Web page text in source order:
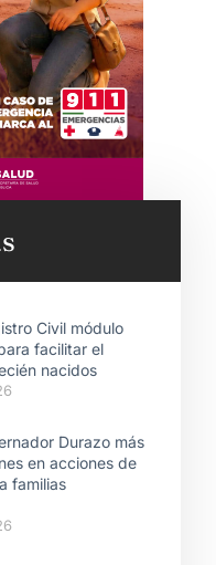
Civil módulo
facilitar el
nacidos
Durazo más
en acciones de
familias